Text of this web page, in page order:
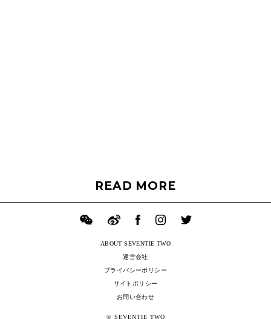
READ MORE
ABOUT SEVENTIE TWO
運営会社
プライバシーポリシー
サイトポリシー
お問い合わせ
© SEVENTIE TWO